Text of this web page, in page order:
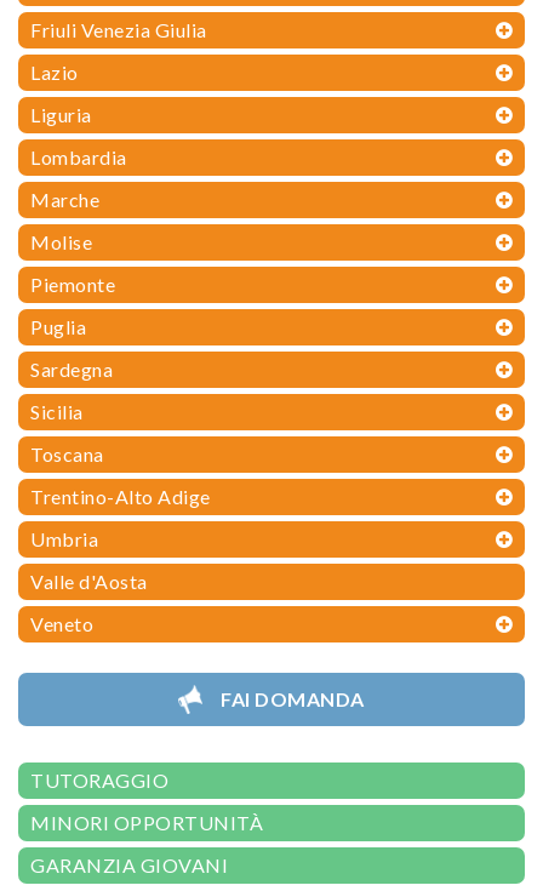
Friuli Venezia Giulia
Lazio
Liguria
Lombardia
Marche
Molise
Piemonte
Puglia
Sardegna
Sicilia
Toscana
Trentino-Alto Adige
Umbria
Valle d'Aosta
Veneto
FAI DOMANDA
TUTORAGGIO
MINORI OPPORTUNITÀ
GARANZIA GIOVANI